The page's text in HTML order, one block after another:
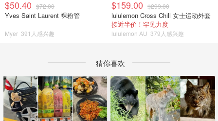
$50.40 $72.00
Yves Saint Laurent 裸粉管
Myer 391人感兴趣
$159.00 $299.00
lululemon Cross Chill 女士运动外套
接近半价！罕见力度
lululemon AU 379人感兴趣
猜你喜欢